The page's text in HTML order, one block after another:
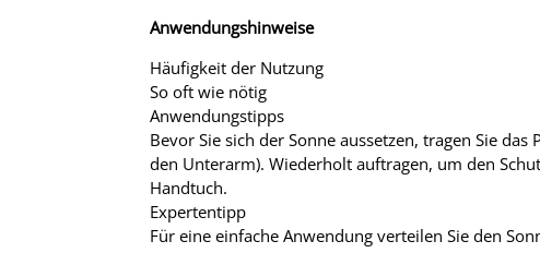
Anwendungshinweise
Häufigkeit der Nutzung
So oft wie nötig
Anwendungstipps
Bevor Sie sich der Sonne aussetzen, tragen Sie
den Unterarm). Wiederholt auftragen, um den
Handtuch.
Expertentipp
Für eine einfache Anwendung verteilen Sie den